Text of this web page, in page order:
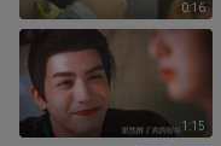
0:16
1:15